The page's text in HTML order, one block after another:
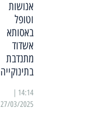
אנושות
וטופל
באסותא
אשדוד
מתנדבת
בתינוקייה
27/03/2025